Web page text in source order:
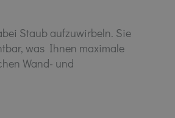
Staub aufzuwirbeln. Sie
was Ihnen maximale
Wand- und